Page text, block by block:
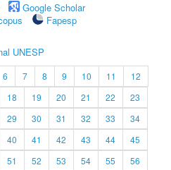
Google Scholar
Fapesp
UNESP
6 7 8 9 10 11
12
18 19 20 21 22
23
29 30 31 32 33
34
40 41 42 43 44
45
51 52 53 54 55
56